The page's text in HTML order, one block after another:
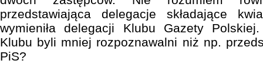
przedstawiająca delegacje składające
wymieniła delegacji Klubu Gazety
Klubu byli mniej rozpoznawalni niż np.
PiS?